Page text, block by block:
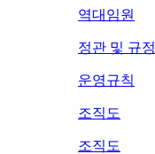
역대임원
정관 및 규정
운영규칙
조직도
조직도